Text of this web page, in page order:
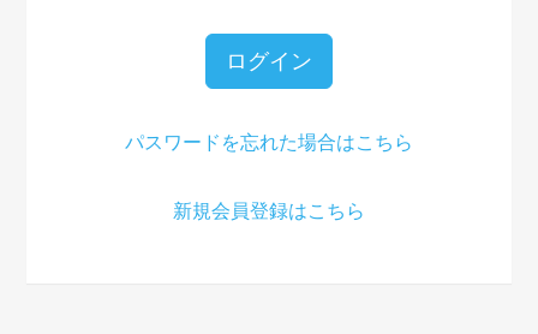
ログイン
パスワードを忘れた場合はこちら
新規会員登録はこちら